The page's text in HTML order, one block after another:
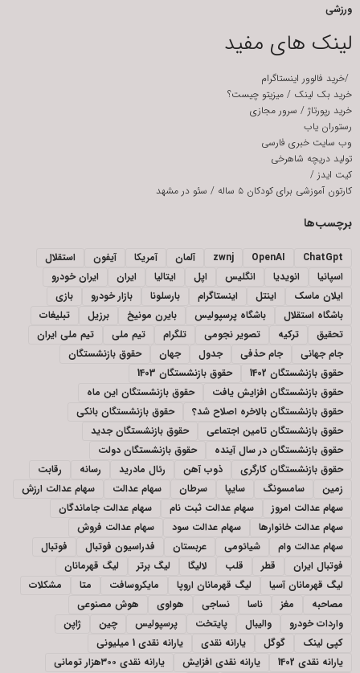
ورزشی
لینک های مفید
/خرید فالوور اینستاگرام
خرید بک لینک / میزیتو چیست؟
خرید رپورتاژ / سرور مجازی
رستوران یاب
وب سایت خبری فارسی
تولید دریچه شاهرخی
کیت ایدز /
کارتون آموزشی برای کودکان ۵ ساله
/ سئو در مشهد
برچسب‌ها
ChatGpt
OpenAI
zwnj آلمان آمریکا آیفون
استقلال
اسپانیا
انویدیا انگلیس اپل ایتالیا ایران
ایران خودرو
ایلان ماسک
اینتل اینستاگرام بارسلونا بازار خودرو
بازی
باشگاه استقلال
باشگاه پرسپولیس بایرن مونیخ برزیل
تبلیغات
تحقیق
ترکیه تصویر نجومی تلگرام تیم ملی
تیم ملی ایران
جام جهانی
جام حذفی جدول جهان
حقوق بازنشستگان
حقوق بازنشستگان 1402
حقوق بازنشستگان 1403
حقوق بازنشستگان افزایش یافت
حقوق بازنشستگان این ماه
حقوق بازنشستگان بالاخره اصلاح شد؟
حقوق بازنشستگان بانکی
حقوق بازنشستگان تامین اجتماعی
حقوق بازنشستگان جدید
حقوق بازنشستگان در سال آینده
حقوق بازنشستگان دولت
حقوق بازنشستگان کارگری
ذوب آهن رئال مادرید رسانه
رقابت
زمین
سامسونگ سایپا سرطان سهام عدالت
سهام عدالت ارزش
سهام عدالت امروز
سهام عدالت ثبت نام
سهام عدالت جاماندگان
سهام عدالت خانوارها
سهام عدالت سود
سهام عدالت فروش
سهام عدالت وام
شیائومی عربستان فدراسیون فوتبال
فوتبال
فوتبال ایران
قطر قلب لالیگا لیگ برتر
لیگ قهرمانان
لیگ قهرمانان آسیا
لیگ قهرمانان اروپا مایکروسافت متا
مشکلات
مصاحبه
مغز ناسا نساجی هواوی
هوش مصنوعی
واردات خودرو
والیبال پایتخت پرسپولیس چین
ژاپن
کپی لینک
گوگل یارانه نقدی
یارانه نقدی 1 میلیونی
یارانه نقدی 1402
یارانه نقدی افزایش یارانه نقدی ۳۰۰هزار تومانی